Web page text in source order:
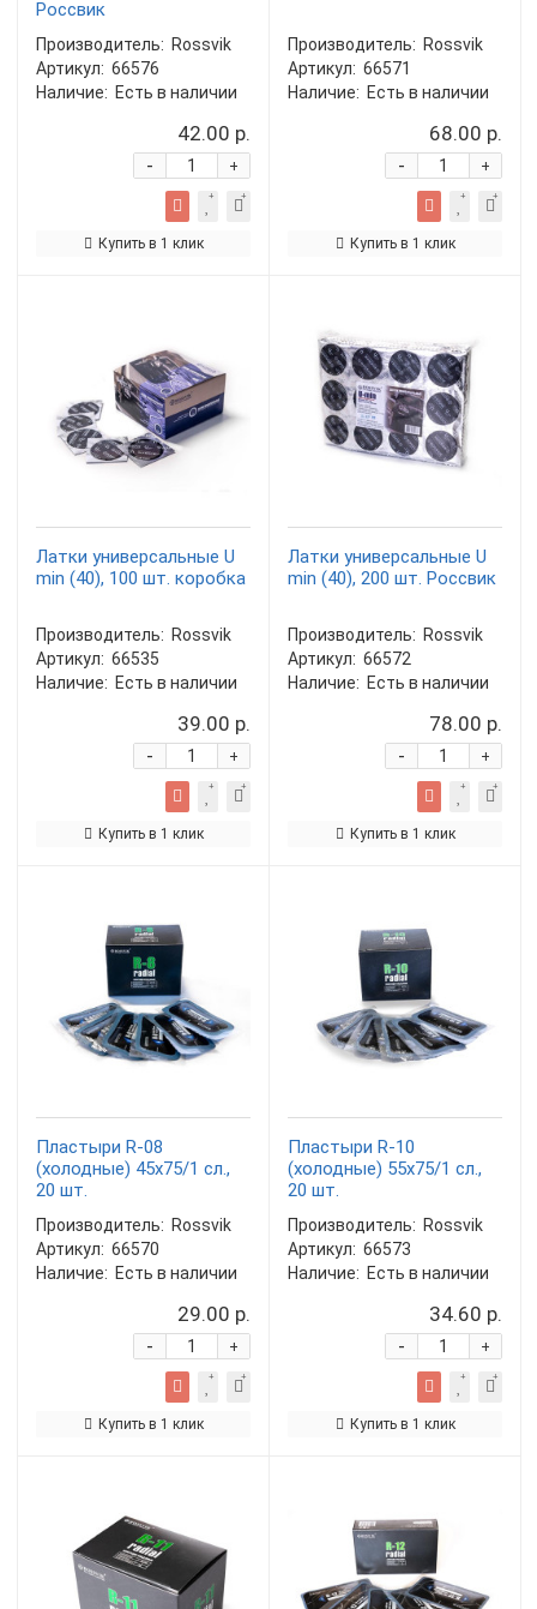
Россвик
Производитель: Rossvik
Артикул: 66576
Наличие: Есть в наличии
42.00 р.
+
-
Купить в 1 клик
Производитель: Rossvik
Артикул: 66571
Наличие: Есть в наличии
68.00 р.
+
-
Купить в 1 клик
Латки универсальные U
min (40), 100 шт. коробка
Производитель: Rossvik
Артикул: 66535
Наличие: Есть в наличии
39.00 р.
+
-
Купить в 1 клик
Латки универсальные U
min (40), 200 шт. Россвик
Производитель: Rossvik
Артикул: 66572
Наличие: Есть в наличии
78.00 р.
+
-
Купить в 1 клик
Пластыри R-08
(холодные) 45х75/1 сл.,
20 шт.
Производитель: Rossvik
Артикул: 66570
Наличие: Есть в наличии
29.00 р.
+
-
Купить в 1 клик
Пластыри R-10
(холодные) 55х75/1 сл.,
20 шт.
Производитель: Rossvik
Артикул: 66573
Наличие: Есть в наличии
34.60 р.
+
-
Купить в 1 клик